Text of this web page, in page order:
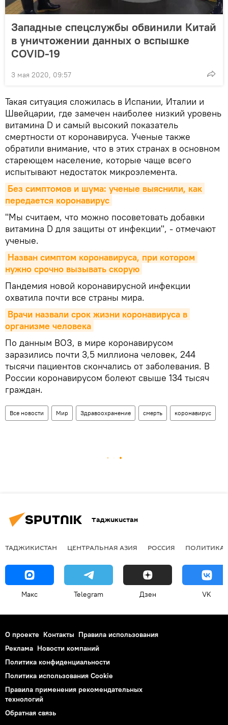
Западные спецслужбы обвинили Китай
в уничтожении данных о вспышке
COVID-19
3 мая 2020, 09:57
Такая ситуация сложилась в Испании, Италии и
Швейцарии, где замечен наиболее низкий уровень
витамина D и самый высокий показатель
смертности от коронавируса. Ученые также
обратили внимание, что в этих странах в основном
стареющем население, которые чаще всего
испытывают недостаток микроэлемента.
Без симптомов и шума: ученые выяснили, как
передается коронавирус
"Мы считаем, что можно посоветовать добавки
витамина D для защиты от инфекции", - отмечают
ученые.
Назван симптом коронавируса, при котором
нужно срочно вызывать скорую
Пандемия новой коронавирусной инфекции
охватила почти все страны мира.
Врачи назвали срок жизни коронавируса в
организме человека
По данным ВОЗ, в мире коронавирусом
заразились почти 3,5 миллиона человек, 244
тысячи пациентов скончались от заболевания. В
России коронавирусом болеют свыше 134 тысяч
граждан.
Все новости Мир Здравоохранение смерть коронавирус
Таджикистан
ТАДЖИКИСТАН ЦЕНТРАЛЬНАЯ АЗИЯ РОССИЯ ПОЛИТИКА
Макс Telegram Дзен VK
О проекте Контакты Правила использования
Реклама Новости компаний
Политика конфиденциальности
Политика использования Cookie
Правила применения рекомендательных
технологий
Обратная связь